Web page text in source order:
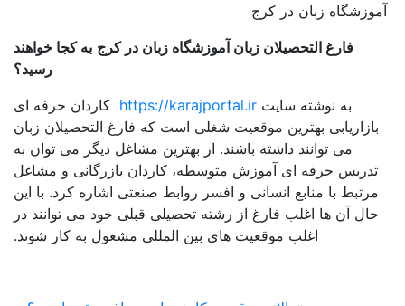
زبان در کرج
فارغ التحصیلان زبان آموزشگاه زبان در کرج به کجا خواهند
رسید؟
به نوشته سایتhttps://karajportal.irکاردان حرفه ای
بازاریابی بهترین موقعیت شغلی است که فارغ التحصیلان زبان
می توانند داشته باشند. از بهترین مشاغل دیگر می توان به
تدریس حرفه ای آموزش متوسطه، کاردان بازرگانی و مشاغل
مرتبط با منابع انسانی و افسر روابط صنعتی اشاره کرد. با این
حال آن ها اغلب فارغ از رشته تحصیلی قبلی خود می توانند در
اغلب موقعیت های بین المللی مشغول به کار شوند.